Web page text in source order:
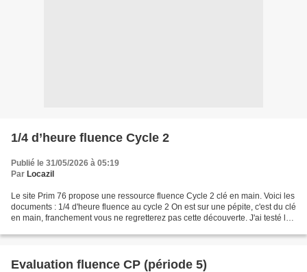
1/4 d’heure fluence Cycle 2
Publié le 31/05/2026 à 05:19
Par Locazil
Le site Prim 76 propose une ressource fluence Cycle 2 clé en main. Voici les
documents : 1/4 d'heure fluence au cycle 2 On est sur une pépite, c'est du clé
en main, franchement vous ne regretterez pas cette découverte. J'ai testé le
Evaluation fluence CP (période 5)